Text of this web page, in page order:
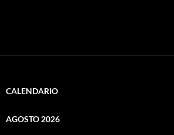
CALENDARIO
AGOSTO 2026